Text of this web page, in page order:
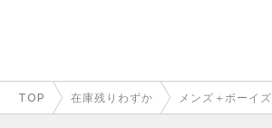
TOP 在庫残りわずか メンズ＋ボーイズ